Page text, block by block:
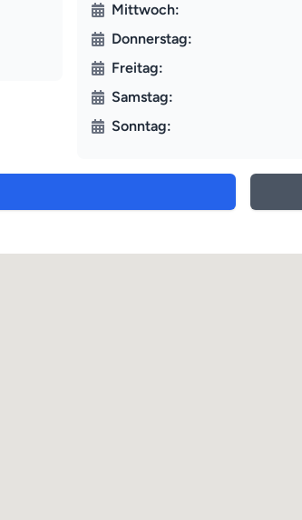
Mittwoch:
Donnerstag:
Freitag:
Samstag:
Sonntag: